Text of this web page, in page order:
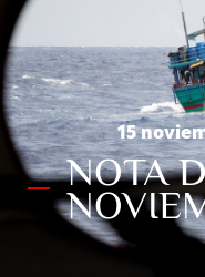
15
NOTA